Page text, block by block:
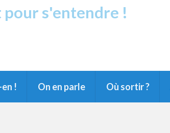
pour s'entendre !
! On en parle Où sortir ?